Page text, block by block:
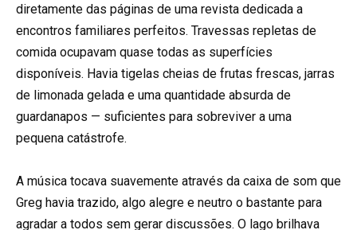
diretamente das páginas de uma revista dedicada a
encontros familiares perfeitos. Travessas repletas de
comida ocupavam quase todas as superfícies
disponíveis. Havia tigelas cheias de frutas frescas, jarras
de limonada gelada e uma quantidade absurda de
guardanapos — suficientes para sobreviver a uma
pequena catástrofe.
A música tocava suavemente através da caixa de som que
Greg havia trazido, algo alegre e neutro o bastante para
agradar a todos sem gerar discussões. O lago brilhava